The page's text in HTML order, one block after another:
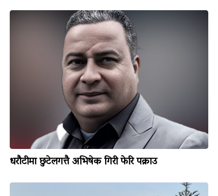
धरौटीमा छुटेलगत्तै अभिषेक गिरी फेरि पक्राउ